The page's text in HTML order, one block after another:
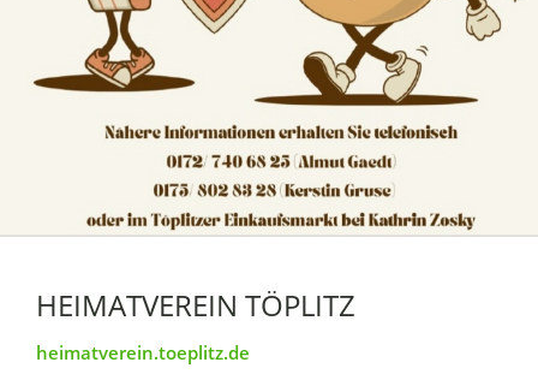
HEIMATVEREIN TÖPLITZ
heimatverein.toeplitz.de